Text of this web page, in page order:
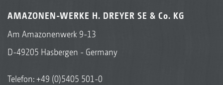
AMAZONEN-WERKE H. DREYER SE & Co. KG
Am Amazonenwerk 9-13
D-49205 Hasbergen - Germany
Telefon:+49 (0)5405 501-0